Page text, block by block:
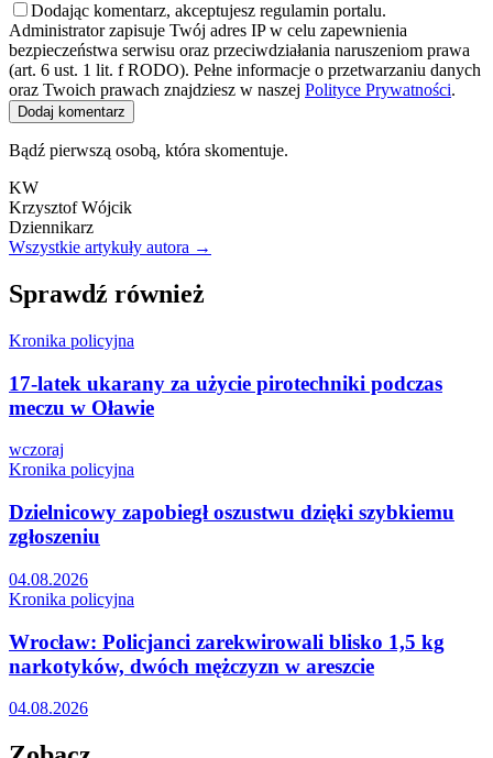
Dodając komentarz, akceptujesz regulamin portalu.
Administrator zapisuje Twój adres IP w celu zapewnienia
bezpieczeństwa serwisu oraz przeciwdziałania naruszeniom prawa
(art. 6 ust. 1 lit. f RODO). Pełne informacje o przetwarzaniu danych
oraz Twoich prawach znajdziesz w naszej Polityce Prywatności.
Dodaj komentarz
Bądź pierwszą osobą, która skomentuje.
KW
Krzysztof Wójcik
Dziennikarz
Wszystkie artykuły autora →
Sprawdź również
Kronika policyjna
17-latek ukarany za użycie pirotechniki podczas
meczu w Oławie
wczoraj
Kronika policyjna
Dzielnicowy zapobiegł oszustwu dzięki szybkiemu
zgłoszeniu
04.08.2026
Kronika policyjna
Wrocław: Policjanci zarekwirowali blisko 1,5 kg
narkotyków, dwóch mężczyzn w areszcie
04.08.2026